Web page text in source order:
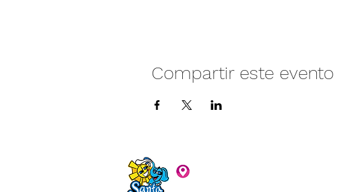
Compartir este evento